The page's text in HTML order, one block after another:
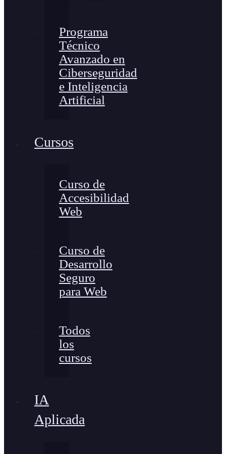
Programa
Técnico
Avanzado en
Ciberseguridad
e Inteligencia
Artificial
Cursos
Curso de
Accesibilidad
Web
Curso de
Desarrollo
Seguro
para Web
Todos
los
cursos
IA
Aplicada